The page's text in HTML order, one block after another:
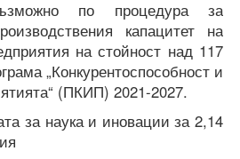
по процедура за
капацитет на
на стойност над 117
„Конкурентоспособност и
(ПКИП) 2021-2027.
за наука и иновации за 2,14